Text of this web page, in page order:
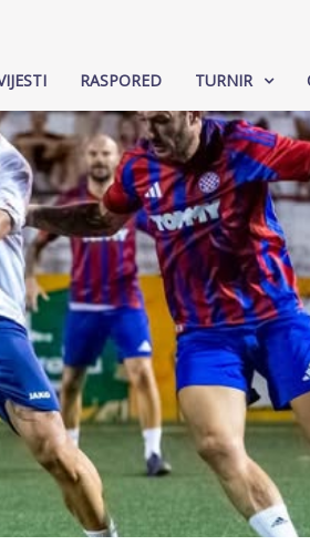
RASPORED TURNIR